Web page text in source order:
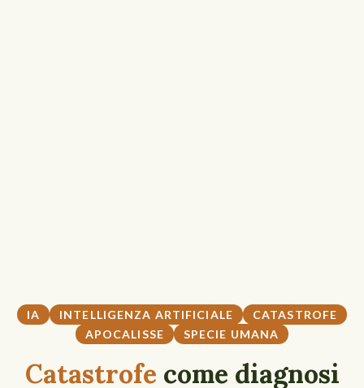
IA INTELLIGENZA ARTIFICIALE
CATASTROFE
APOCALISSE
SPECIE UMANA
Catastrofe come diagnosi